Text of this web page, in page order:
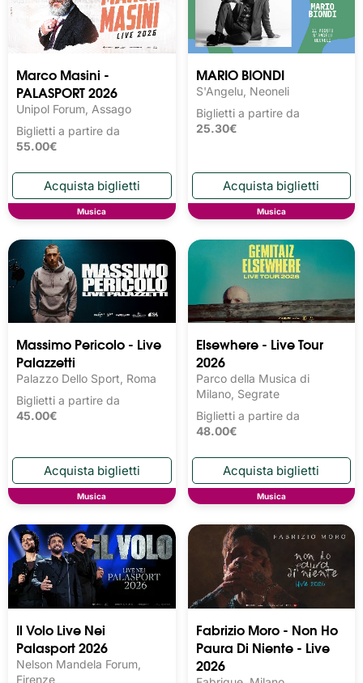
Marco Masini -
PALASPORT 2026
Unipol Forum, Assago
Biglietti a partire da
55.00€
Musica
MARIO BIONDI
S'Angelu, Neoneli
Biglietti a partire da
25.30€
Musica
Massimo Pericolo - Live
Palazzetti
Palazzo Dello Sport, Roma
Biglietti a partire da
45.00€
Musica
Elsewhere - Live Tour
2026
Parco della Musica di
Milano, Segrate
Biglietti a partire da
48.00€
Musica
Il Volo Live Nei
Palasport 2026
Nelson Mandela Forum,
Firenze
Fabrizio Moro - Non Ho
Paura Di Niente - Live
2026